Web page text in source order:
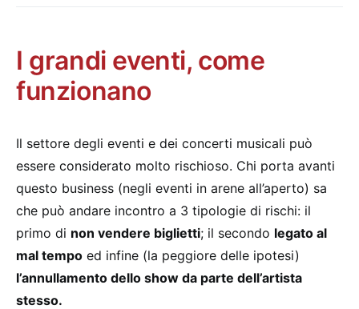
I grandi eventi, come
funzionano
Il settore degli eventi e dei concerti musicali può
essere considerato molto rischioso. Chi porta avanti
questo business (negli eventi in arene all’aperto) sa
che può andare incontro a 3 tipologie di rischi: il
primo di non vendere biglietti; il secondo legato al
mal tempo ed infine (la peggiore delle ipotesi)
l’annullamento dello show da parte dell’artista
stesso.